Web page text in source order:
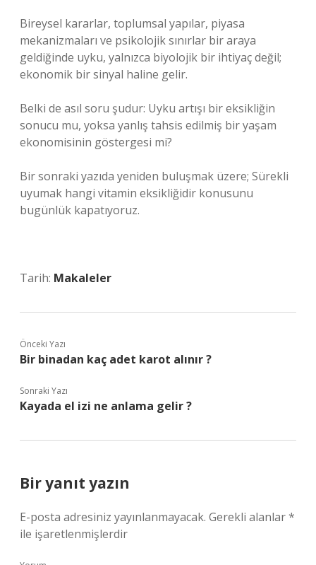
Bireysel kararlar, toplumsal yapılar, piyasa
mekanizmaları ve psikolojik sınırlar bir araya
geldiğinde uyku, yalnızca biyolojik bir ihtiyaç değil;
ekonomik bir sinyal haline gelir.
Belki de asıl soru şudur: Uyku artışı bir eksikliğin
sonucu mu, yoksa yanlış tahsis edilmiş bir yaşam
ekonomisinin göstergesi mi?
Bir sonraki yazıda yeniden buluşmak üzere; Sürekli
uyumak hangi vitamin eksikliğidir konusunu
bugünlük kapatıyoruz.
Tarih: Makaleler
Önceki Yazı
Bir binadan kaç adet karot alınır ?
Sonraki Yazı
Kayada el izi ne anlama gelir ?
Bir yanıt yazın
E-posta adresiniz yayınlanmayacak. Gerekli alanlar*
ile işaretlenmişlerdir